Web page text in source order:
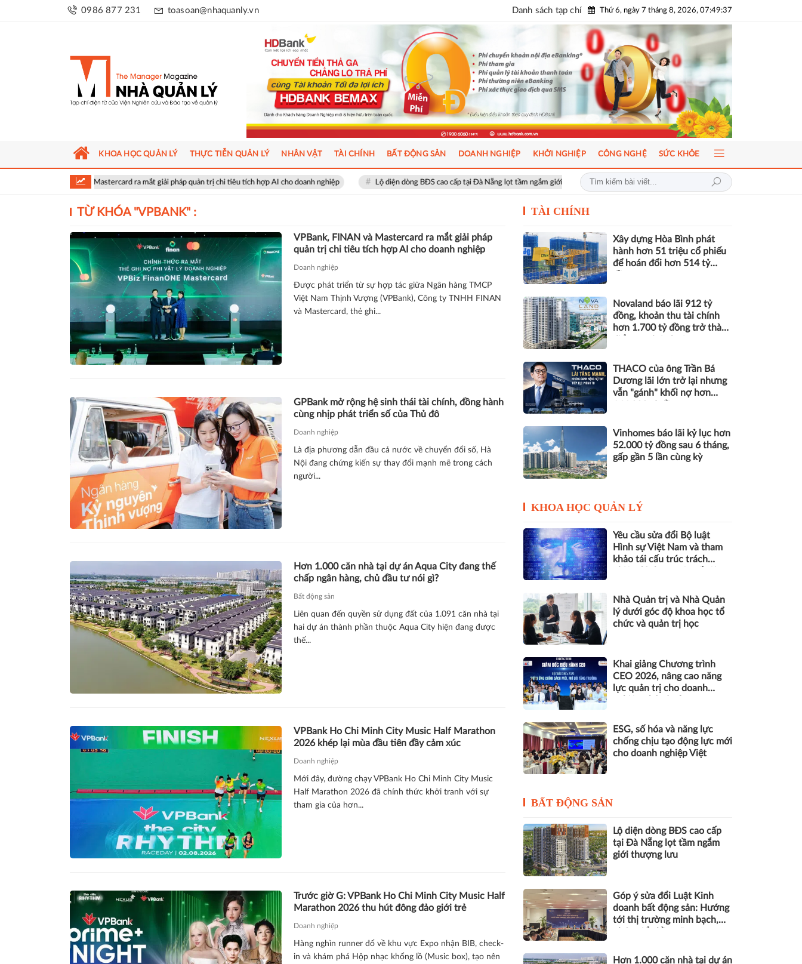
0986 877 231 toasoan@nhaquanly.vn Danh sách tạp chí Thứ 6, ngày 7 tháng 8, 2026, 07:49:39
FINAN và Mastercard ra mắt giải pháp quản trị chi tiêu tích hợp AI cho doanh nghiệp Lộ diện dòng BĐS cao cấp tại Đà Nẵng lọt tầm ngắm giới thượng lưu AI-Ready Workforce 2026: Doanh nghiệp tìm lời giải đưa AI
KHOA HỌC QUẢN LÝ THỰC TIỄN QUẢN LÝ NHÂN VẬT TÀI CHÍNH BẤT ĐỘNG SẢN DOANH NGHIỆP KHỞI NGHIỆP CÔNG NGHỆ SỨC KHỎE
TỪ KHÓA "VPBANK" :
VPBank, FINAN và Mastercard ra mắt giải pháp
quản trị chi tiêu tích hợp AI cho doanh nghiệp
Doanh nghiệp
Được phát triển từ sự hợp tác giữa Ngân hàng TMCP
Việt Nam Thịnh Vượng (VPBank), Công ty TNHH FINAN
và Mastercard, thẻ ghi...
GPBank mở rộng hệ sinh thái tài chính, đồng hành
cùng nhịp phát triển số của Thủ đô
Doanh nghiệp
Là địa phương dẫn đầu cả nước về chuyển đổi số, Hà
Nội đang chứng kiến sự thay đổi mạnh mẽ trong cách
người...
Hơn 1.000 căn nhà tại dự án Aqua City đang thế
chấp ngân hàng, chủ đầu tư nói gì?
Bất động sản
Liên quan đến quyền sử dụng đất của 1.091 căn nhà tại
hai dự án thành phần thuộc Aqua City hiện đang được
thế...
VPBank Ho Chi Minh City Music Half Marathon
2026 khép lại mùa đầu tiên đầy cảm xúc
Doanh nghiệp
Mới đây, đường chạy VPBank Ho Chi Minh City Music
Half Marathon 2026 đã chính thức khởi tranh với sự
tham gia của hơn...
Trước giờ G: VPBank Ho Chi Minh City Music Half
Marathon 2026 thu hút đông đảo giới trẻ
Doanh nghiệp
Hàng nghìn runner đổ về khu vực Expo nhận BIB, check-
in và khám phá Hộp nhạc khổng lồ (Music box), tạo nên
TÀI CHÍNH
Xây dựng Hòa Bình phát
hành hơn 51 triệu cổ phiếu
để hoán đổi hơn 514 tỷ
Novaland báo lãi 912 tỷ
đồng, khoản thu tài chính
hơn 1.700 tỷ đồng trở thành
THACO của ông Trần Bá
Dương lãi lớn trở lại nhưng
vẫn "gánh" khối nợ hơn
Vinhomes báo lãi kỷ lục hơn
52.000 tỷ đồng sau 6 tháng,
gấp gần 5 lần cùng kỳ
KHOA HỌC QUẢN LÝ
Yêu cầu sửa đổi Bộ luật
Hình sự Việt Nam và tham
khảo tái cấu trúc trách
nhân tạo
Nhà Quản trị và Nhà Quản
lý dưới góc độ khoa học tổ
chức và quản trị học
Khai giảng Chương trình
CEO 2026, nâng cao năng
lực quản trị cho doanh
ESG, số hóa và năng lực
chống chịu tạo động lực mới
cho doanh nghiệp Việt
BẤT ĐỘNG SẢN
Lộ diện dòng BĐS cao cấp
tại Đà Nẵng lọt tầm ngắm
giới thượng lưu
Góp ý sửa đổi Luật Kinh
doanh bất động sản: Hướng
tới thị trường minh bạch,
Hơn 1.000 căn nhà tại dự án